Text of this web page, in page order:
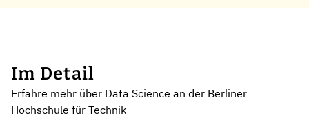
Im Detail
Erfahre mehr über Data Science an der Berliner
Hochschule für Technik